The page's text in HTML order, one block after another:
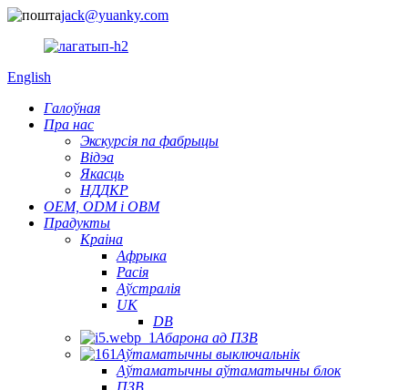
jack@yuanky.com
English
Галоўная
Пра нас
Экскурсія па фабрыцы
Відэа
Якасць
НДДКР
OEM, ODM і OBM
Прадукты
Краіна
Афрыка
Расія
Аўстралія
UK
DB
Абарона ад ПЗВ
Аўтаматычны выключальнік
Аўтаматычны аўтаматычны блок
ПЗВ